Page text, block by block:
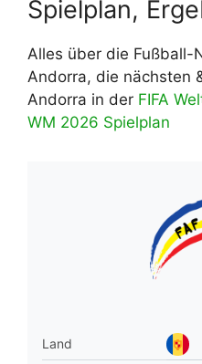
Spielplan,
Alles über die Fußball-
Andorra, die nächsten
Andorra in der FIFA
WM 2026 Spielplan
Land